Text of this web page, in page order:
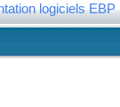
logiciels EBP